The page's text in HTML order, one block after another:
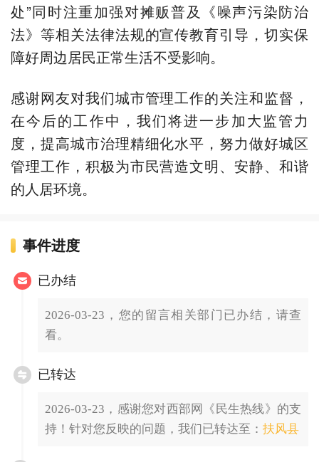
处”同时注重加强对摊贩普及《噪声污染防治
法》等相关法律法规的宣传教育引导，切实保
障好周边居民正常生活不受影响。
感谢网友对我们城市管理工作的关注和监督，
在今后的工作中，我们将进一步加大监管力
度，提高城市治理精细化水平，努力做好城区
管理工作，积极为市民营造文明、安静、和谐
的人居环境。
事件进度
已办结
2026-03-23，您的留言相关部门已办结，请查
看。
已转达
2026-03-23，感谢您对西部网《民生热线》的支
持！针对您反映的问题，我们已转达至： 扶风县